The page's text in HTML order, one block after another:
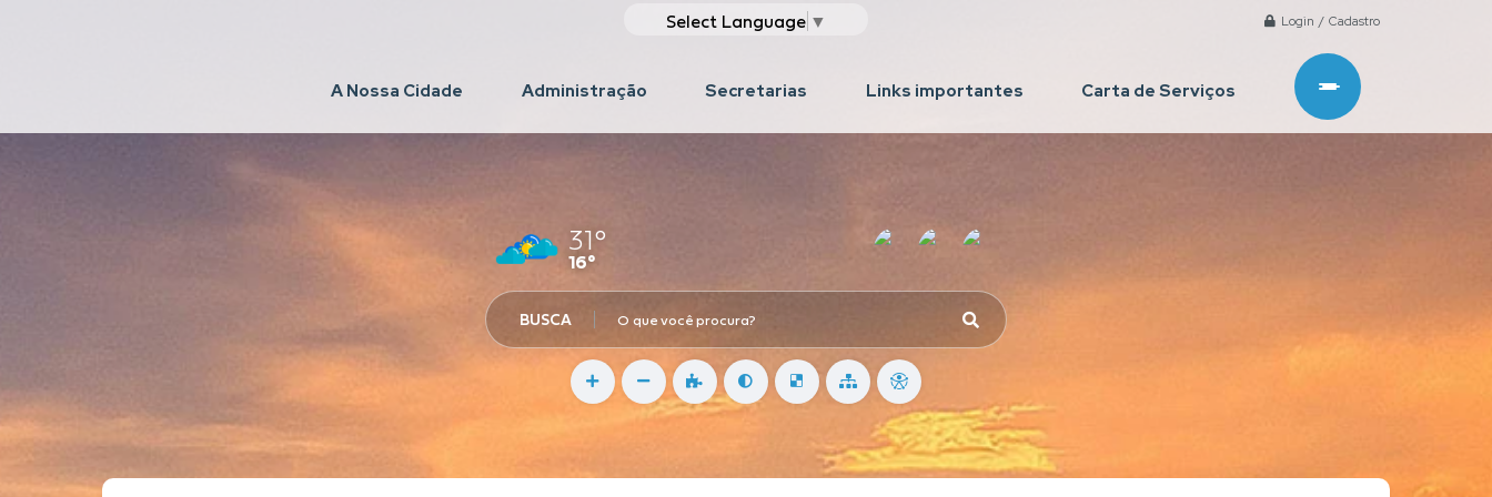
Login / Cadastro
Select Language ▼
A Nossa Cidade Administração Secretarias Links importantes Carta de Serviços
31°
16°
BUSCA